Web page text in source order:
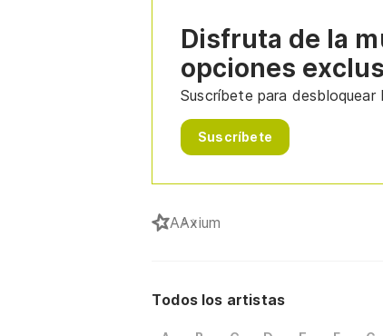
Disfruta de la
opciones
Suscríbete para desbloquear
Suscríbete
AAxium
Todos los artistas